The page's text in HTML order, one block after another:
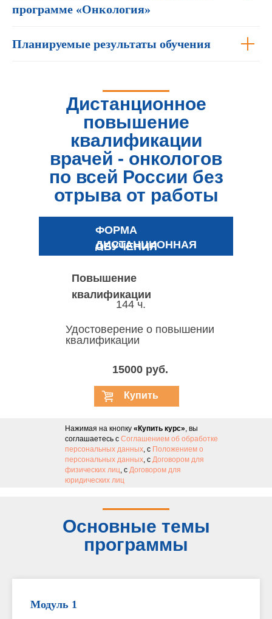
программе «Онкология»
Планируемые результаты обучения
Дистанционное
повышение
квалификации
врачей - онкологов
по всей России без
отрыва от работы
ФОРМА
ОБУЧЕНИЯ
ДИСТАНЦИОННАЯ
Повышение
квалификации
Удостоверение о повышении
квалификации
144 ч.
15000 руб.
Купить
курс
Нажимая на кнопку «Купить курс», вы
соглашаетесь с Соглашением об обработке
персональных данных, с Положением о
персональных данных, с Договором для
физических лиц, с Договором для
юридических лиц
Основные темы
программы
Модуль 1